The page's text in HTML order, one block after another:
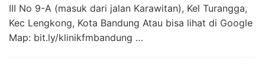
III No 9-A (masuk dari jalan Karawitan), Kel Turangga,
Kec Lengkong, Kota Bandung Atau bisa lihat di Google
Map: bit.ly/klinikfmbandung …